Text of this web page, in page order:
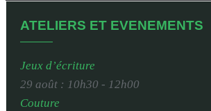
ATELIERS ET EVENEMENTS
Jeux d’écriture
29 août : 10h30 - 12h00
Couture